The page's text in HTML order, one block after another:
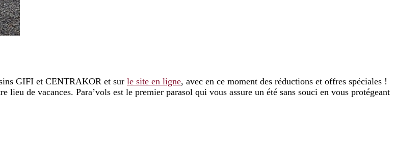
GIFI et CENTRAKOR et sur le site en ligne, avec en ce moment des réductions et offres spéciales !
de vacances. Para’vols est le premier parasol qui vous assure un été sans souci en vous protégeant